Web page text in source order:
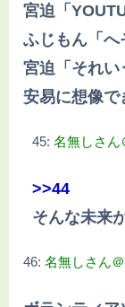
宮迫「
ふじもん「へ
宮迫「それい
安易に想像で
45: 名無しさん
>>44
そんな未来
46: 名無しさん